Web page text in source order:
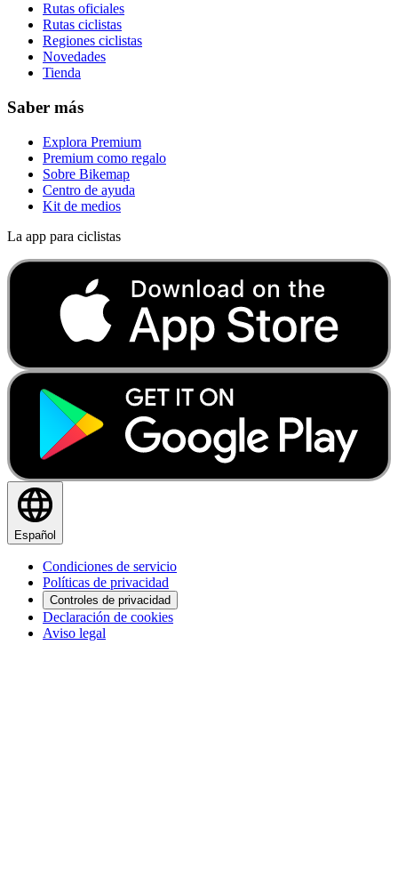
Rutas oficiales
Rutas ciclistas
Regiones ciclistas
Novedades
Tienda
Saber más
Explora Premium
Premium como regalo
Sobre Bikemap
Centro de ayuda
Kit de medios
La app para ciclistas
Español
Condiciones de servicio
Políticas de privacidad
Controles de privacidad
Declaración de cookies
Aviso legal